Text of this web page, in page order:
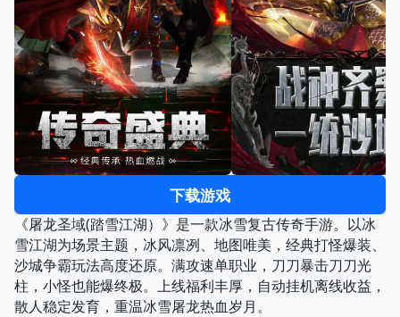
下载游戏
《屠龙圣域(踏雪江湖）》是一款冰雪复古传奇手游。以冰
雪江湖为场景主题，冰风凛冽、地图唯美，经典打怪爆装、
沙城争霸玩法高度还原。满攻速单职业，刀刀暴击刀刀光
柱，小怪也能爆终极。上线福利丰厚，自动挂机离线收益，
散人稳定发育，重温冰雪屠龙热血岁月。